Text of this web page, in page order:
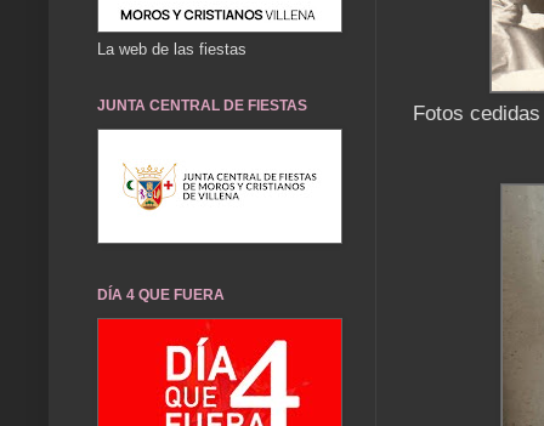
Fotos
La web de las fiestas
JUNTA CENTRAL DE FIESTAS
DÍA 4 QUE FUERA